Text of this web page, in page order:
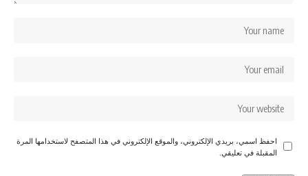
احفظ اسمي، بريدي الإلكتروني، والموقع الإلكتروني في هذا المتصفح لاستخدامها المرة
المقبلة في تعليقي.